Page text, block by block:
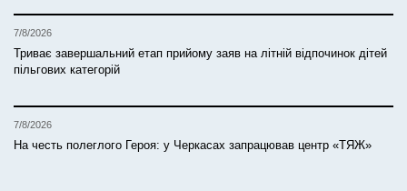
7/8/2026
Триває завершальний етап прийому заяв на літній відпочинок дітей
пільгових категорій
7/8/2026
На честь полеглого Героя: у Черкасах запрацював центр «ТЯЖ»